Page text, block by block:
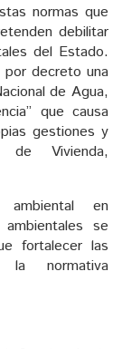
normas que
debilitar
del Estado.
decreto una
de Agua,
que causa
gestiones y
de Vivienda,
ambiental en
se
fortalecer las
la normativa